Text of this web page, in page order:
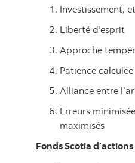
Investissement,
Liberté d’esprit
Approche
Patience calculée
Alliance entre
Erreurs
maximisés
Fonds Scotia